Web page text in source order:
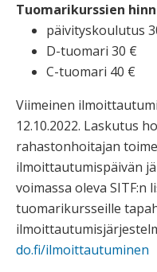
Tuomarikurssien
päivityskoulutus
D-tuomari 30 €
C-tuomari 40 €
Viimeinen
12.10.2022. Laskutus
rahastonhoitajan
ilmoittautumispäivän
voimassa oleva SITF:n
tuomarikursseille
do.fi/ilmoittautuminen